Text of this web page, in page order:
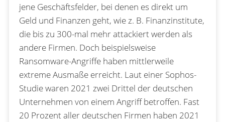
jene Geschäftsfelder, bei denen es direkt um
Geld und Finanzen geht, wie z. B. Finanzinstitute,
die bis zu 300-mal mehr attackiert werden als
andere Firmen. Doch beispielsweise
Ransomware-Angriffe haben mittlerweile
extreme Ausmaße erreicht. Laut einer Sophos-
Studie waren 2021 zwei Drittel der deutschen
Unternehmen von einem Angriff betroffen. Fast
20 Prozent aller deutschen Firmen haben 2021